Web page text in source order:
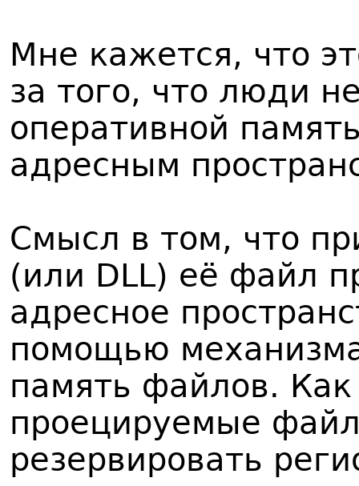
Мне кажется, что
за того, что люди
оперативной
адресным
Смысл в том, что
(или DLL) её файл
адресное
помощью
память файлов.
проецируемые
резервировать